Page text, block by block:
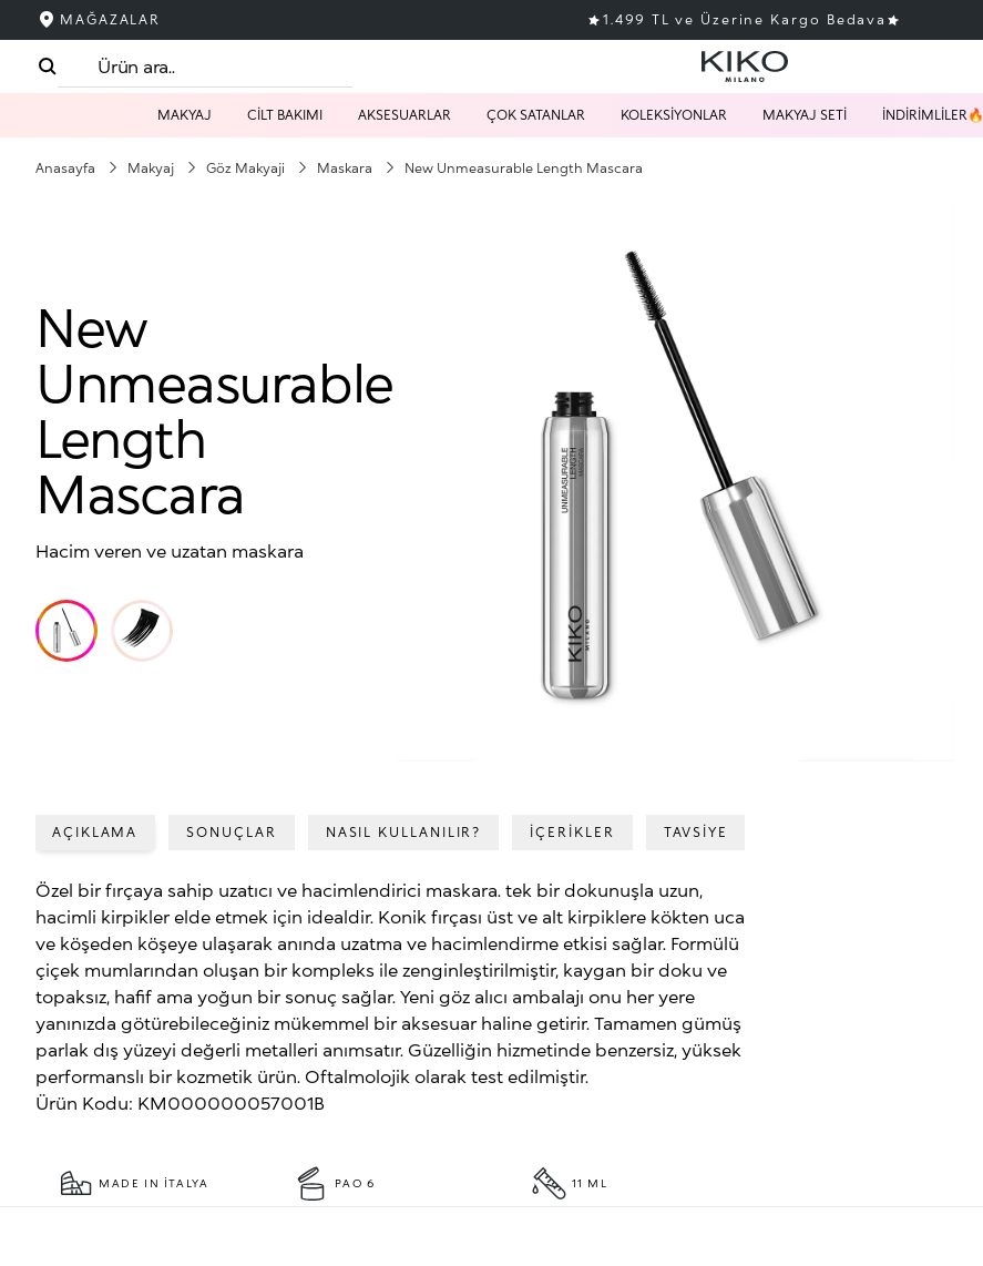
MAĞAZALAR 1.499 TL ve Üzerine Kargo Bedava
MAKYAJ CİLT BAKIMI AKSESUARLAR ÇOK SATANLAR KOLEKSİYONLAR MAKYAJ SETİ İNDİRİMLİLER🔥
Anasayfa Makyaj Göz Makyaji Maskara New Unmeasurable Length Mascara
New
Unmeasurable
Length
Mascara
Hacim veren ve uzatan maskara
AÇIKLAMA SONUÇLAR NASIL KULLANILIR? İÇERİKLER TAVSİYE
Özel bir fırçaya sahip uzatıcı ve hacimlendirici maskara. tek bir dokunuşla uzun,
hacimli kirpikler elde etmek için idealdir. Konik fırçası üst ve alt kirpiklere kökten uca
ve köşeden köşeye ulaşarak anında uzatma ve hacimlendirme etkisi sağlar. Formülü
çiçek mumlarından oluşan bir kompleks ile zenginleştirilmiştir, kaygan bir doku ve
topaksız, hafif ama yoğun bir sonuç sağlar. Yeni göz alıcı ambalajı onu her yere
yanınızda götürebileceğiniz mükemmel bir aksesuar haline getirir. Tamamen gümüş
parlak dış yüzeyi değerli metalleri anımsatır. Güzelliğin hizmetinde benzersiz, yüksek
performanslı bir kozmetik ürün. Oftalmolojik olarak test edilmiştir.
Ürün Kodu: KM000000057001B
MADE IN İTALYA PAO 6 11 ML